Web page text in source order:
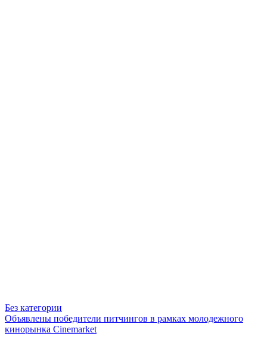
Без категории
Объявлены победители питчингов в рамках молодежного
кинорынка Cinemarket